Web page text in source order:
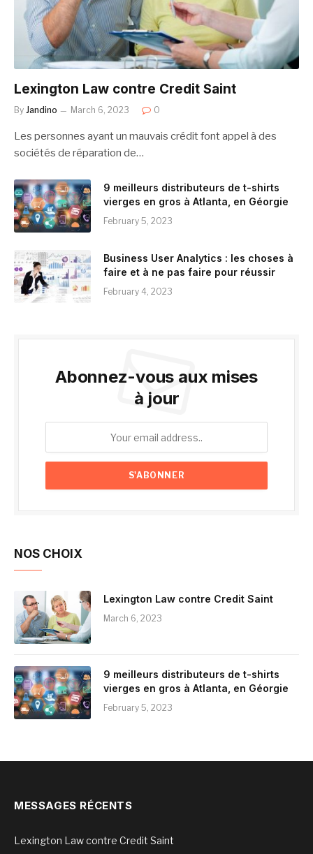
Lexington Law contre Credit Saint
By Jandino March 6, 2023 0
Les personnes ayant un mauvais crédit font appel à des
sociétés de réparation de…
9 meilleurs distributeurs de t-shirts
vierges en gros à Atlanta, en Géorgie
February 5, 2023
Business User Analytics : les choses à
faire et à ne pas faire pour réussir
February 4, 2023
Abonnez-vous aux mises
à jour
NOS CHOIX
Lexington Law contre Credit Saint
March 6, 2023
9 meilleurs distributeurs de t-shirts
vierges en gros à Atlanta, en Géorgie
February 5, 2023
MESSAGES RÉCENTS
Lexington Law contre Credit Saint